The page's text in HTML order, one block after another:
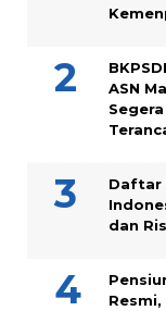
ASN
Daftar
dan